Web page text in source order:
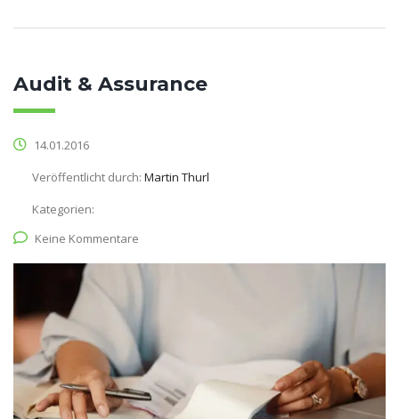
Audit & Assurance
14.01.2016
Veröffentlicht durch: Martin Thurl
Kategorien:
Keine Kommentare